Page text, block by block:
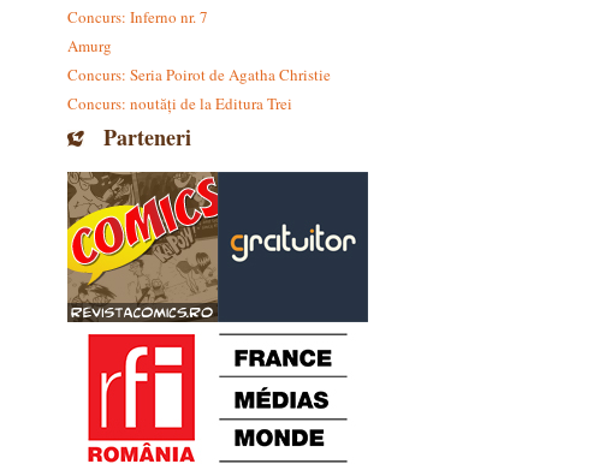
Concurs: Inferno nr. 7
Amurg
Concurs: Seria Poirot de Agatha Christie
Concurs: noutăți de la Editura Trei
Parteneri